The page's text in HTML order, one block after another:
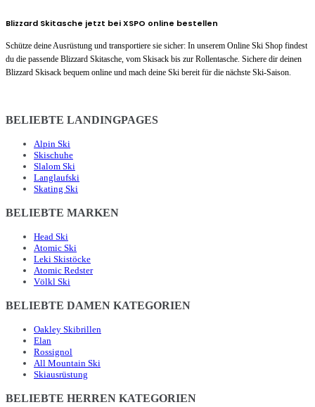
Blizzard Skitasche jetzt bei XSPO online bestellen
Schütze deine Ausrüstung und transportiere sie sicher: In unserem Online Ski Shop findest
du die passende Blizzard Skitasche, vom Skisack bis zur Rollentasche. Sichere dir deinen
Blizzard Skisack bequem online und mach deine Ski bereit für die nächste Ski-Saison.
BELIEBTE LANDINGPAGES
Alpin Ski
Skischuhe
Slalom Ski
Langlaufski
Skating Ski
BELIEBTE MARKEN
Head Ski
Atomic Ski
Leki Skistöcke
Atomic Redster
Völkl Ski
BELIEBTE DAMEN KATEGORIEN
Oakley Skibrillen
Elan
Rossignol
All Mountain Ski
Skiausrüstung
BELIEBTE HERREN KATEGORIEN